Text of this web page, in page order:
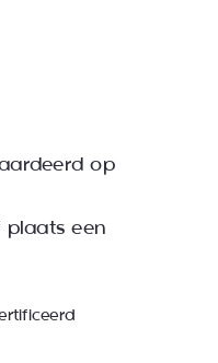
op
plaats een